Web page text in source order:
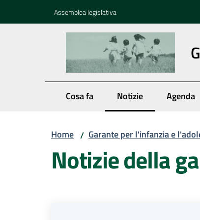
Assemblea legislativa
Cosa fa Notizie
Menu selezionato
Agenda
Home / Garante per l'infanzia e
Notizie della